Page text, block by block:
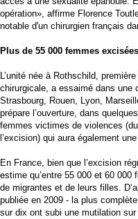
opération», affirme Florence
notable d'un chirurgien français
Plus de 55 000 femmes
L’unité née à Rothschild,
chirurgicale, a essaimé dans une
Strasbourg, Rouen, Lyon,
prépare l’ouverture, dans
femmes victimes de violences
l’excision) qui aura également
En France, bien que l’excision
estime qu’entre 55 000 et 60
de migrantes et de leurs filles.
publiée en 2009 - la plus
sur dix ont subi une mutilation